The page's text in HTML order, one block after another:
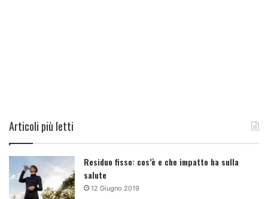
Articoli più letti
Residuo fisso: cos’è e che impatto ha sulla
salute
12 Giugno 2019